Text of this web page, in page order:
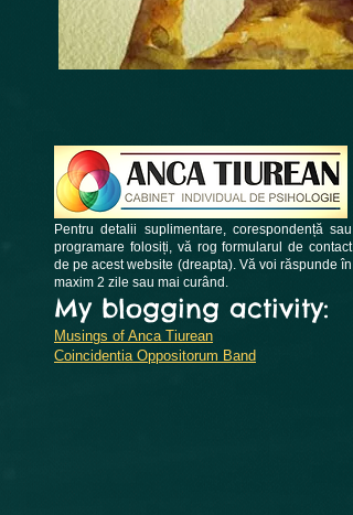
Pentru detalii suplimentare, corespondență sau
programare folosiți, vă rog formularul de contact
de pe acest website (dreapta). Vă voi răspunde în
maxim 2 zile sau mai curând.
My blogging activity:
Musings of Anca Tiurean
Coincidentia Oppositorum Band